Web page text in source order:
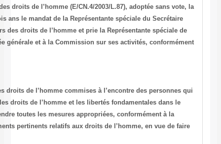
Par une résolution sur les défenseurs des droits de l’homme (E/
Commission décide de proroger de trois ans le mandat de la
général pour la question des défenseurs des droits de l’homme et
continuer de faire rapport à l’Assemblée générale et à la
Elle condamne toutes les violations des droits de l’homme
s’emploient à promouvoir et défendre les droits de l’homme et les
monde entier, et engage les États à prendre toutes les mesures
Déclaration et à tous les autres instruments pertinents relatifs aux